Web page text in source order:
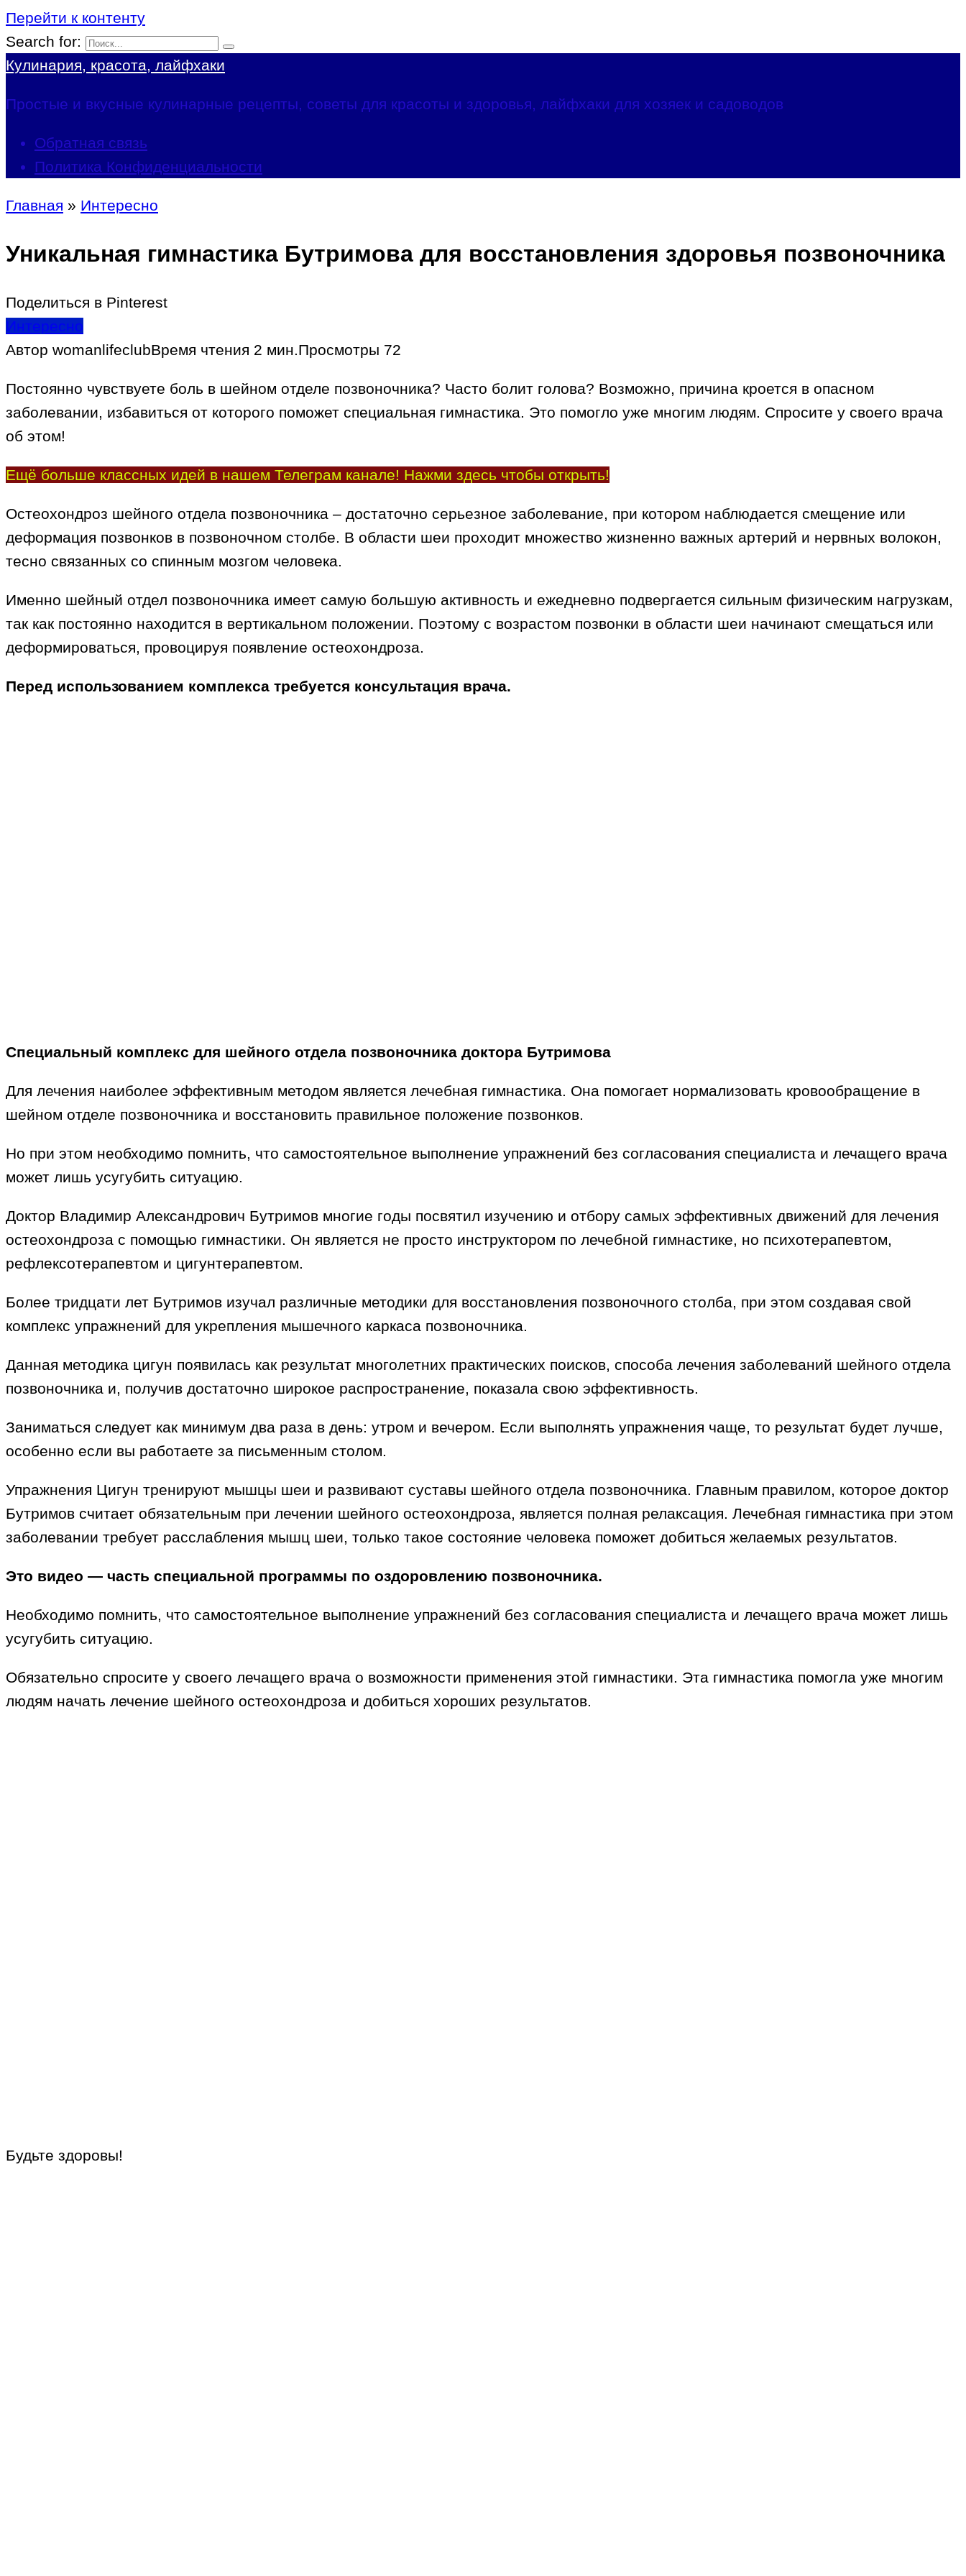
Перейти к контенту
Search for:
Кулинария, красота, лайфхаки
Простые и вкусные кулинарные рецепты, советы для красоты и здоровья, лайфхаки для хозяек и садоводов
Обратная связь
Политика Конфиденциальности
Главная » Интересно
Уникальная гимнастика Бутримова для восстановления здоровья позвоночника
Поделиться в Pinterest
Интересно
Автор womanlifeclubВремя чтения 2 мин.Просмотры 72
Постоянно чувствуете боль в шейном отделе позвоночника? Часто болит голова? Возможно, причина кроется в опасном
заболевании, избавиться от которого поможет специальная гимнастика. Это помогло уже многим людям. Спросите у своего врача
об этом!
Ещё больше классных идей в нашем Телеграм канале! Нажми здесь чтобы открыть!
Остеохондроз шейного отдела позвоночника – достаточно серьезное заболевание, при котором наблюдается смещение или
деформация позвонков в позвоночном столбе. В области шеи проходит множество жизненно важных артерий и нервных волокон,
тесно связанных со спинным мозгом человека.
Именно шейный отдел позвоночника имеет самую большую активность и ежедневно подвергается сильным физическим нагрузкам,
так как постоянно находится в вертикальном положении. Поэтому с возрастом позвонки в области шеи начинают смещаться или
деформироваться, провоцируя появление остеохондроза.
Перед использованием комплекса требуется консультация врача.
Специальный комплекс для шейного отдела позвоночника доктора Бутримова
Для лечения наиболее эффективным методом является лечебная гимнастика. Она помогает нормализовать кровообращение в
шейном отделе позвоночника и восстановить правильное положение позвонков.
Но при этом необходимо помнить, что самостоятельное выполнение упражнений без согласования специалиста и лечащего врача
может лишь усугубить ситуацию.
Доктор Владимир Александрович Бутримов многие годы посвятил изучению и отбору самых эффективных движений для лечения
остеохондроза с помощью гимнастики. Он является не просто инструктором по лечебной гимнастике, но психотерапевтом,
рефлексотерапевтом и цигунтерапевтом.
Более тридцати лет Бутримов изучал различные методики для восстановления позвоночного столба, при этом создавая свой
комплекс упражнений для укрепления мышечного каркаса позвоночника.
Данная методика цигун появилась как результат многолетних практических поисков, способа лечения заболеваний шейного отдела
позвоночника и, получив достаточно широкое распространение, показала свою эффективность.
Заниматься следует как минимум два раза в день: утром и вечером. Если выполнять упражнения чаще, то результат будет лучше,
особенно если вы работаете за письменным столом.
Упражнения Цигун тренируют мышцы шеи и развивают суставы шейного отдела позвоночника. Главным правилом, которое доктор
Бутримов считает обязательным при лечении шейного остеохондроза, является полная релаксация. Лечебная гимнастика при этом
заболевании требует расслабления мышц шеи, только такое состояние человека поможет добиться желаемых результатов.
Это видео — часть специальной программы по оздоровлению позвоночника.
Необходимо помнить, что самостоятельное выполнение упражнений без согласования специалиста и лечащего врача может лишь
усугубить ситуацию.
Обязательно спросите у своего лечащего врача о возможности применения этой гимнастики. Эта гимнастика помогла уже многим
людям начать лечение шейного остеохондроза и добиться хороших результатов.
Будьте здоровы!